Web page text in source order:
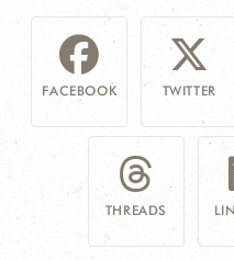
FACEBOOK TWITTER
THREADS